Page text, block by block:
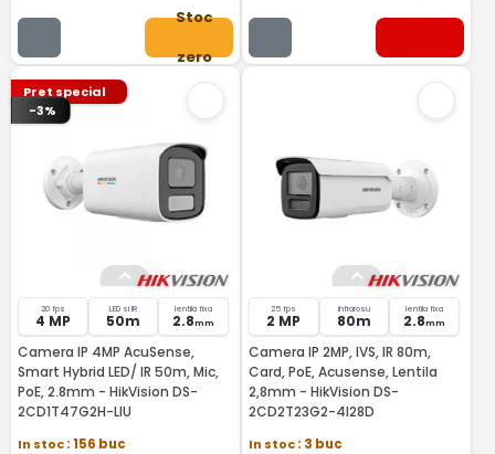
Stoc
zero
Pret special
-3%
20 fps
4 MP
LED si IR
50m
lentila fixa
2.8mm
Camera IP 4MP AcuSense,
Smart Hybrid LED/ IR 50m, Mic,
PoE, 2.8mm - HikVision DS-
2CD1T47G2H-LIU
In stoc: 156 buc
25 fps
2 MP
Infrarosu
80m
lentila fixa
2.8mm
Camera IP 2MP, IVS, IR 80m,
Card, PoE, Acusense, Lentila
2,8mm - HikVision DS-
2CD2T23G2-4I28D
In stoc: 3 buc